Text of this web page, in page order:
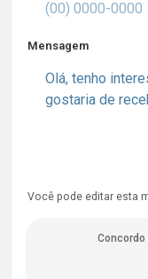
Mensagem
Você pode editar esta